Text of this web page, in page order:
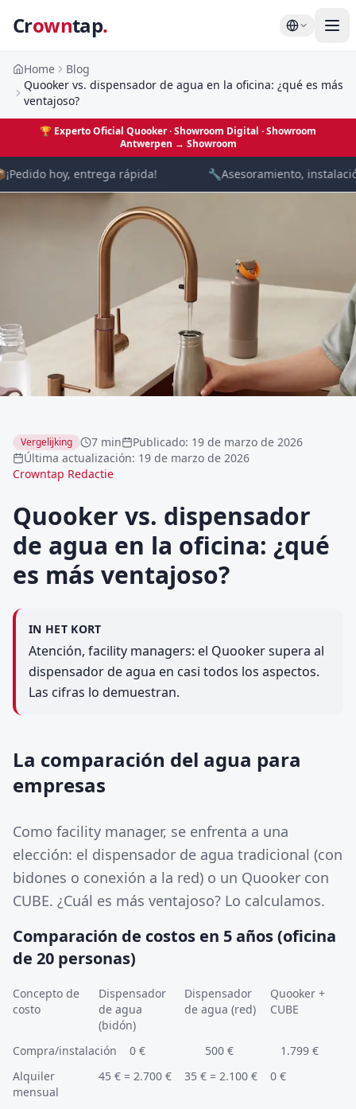
Crowntap.
Home
Blog
Quooker vs. dispensador de agua en la oficina: ¿qué es más
ventajoso?
🏆 Experto Oficial Quooker · Showroom Digital · Showroom
Antwerpen → Showroom
¡Pedido hoy, entrega rápida! 🔧Asesoramiento,
Vergelijking 7 min Publicado: 19 de marzo de 2026
Última actualización: 19 de marzo de 2026
Crowntap Redactie
Quooker vs. dispensador
de agua en la oficina: ¿qué
es más ventajoso?
IN HET KORT
Atención, facility managers: el Quooker supera al
dispensador de agua en casi todos los aspectos.
Las cifras lo demuestran.
La comparación del agua para
empresas
Como facility manager, se enfrenta a una
elección: el dispensador de agua tradicional (con
bidones o conexión a la red) o un Quooker con
CUBE. ¿Cuál es más ventajoso? Lo calculamos.
Comparación de costos en 5 años (oficina
de 20 personas)
Concepto de
costo
Dispensador
de agua
(bidón)
Dispensador
de agua (red)
Quooker +
CUBE
Compra/instalación 0 € 500 €
1.799 €
Alquiler
mensual
45 € = 2.700 € 35 € = 2.100 € 0 €